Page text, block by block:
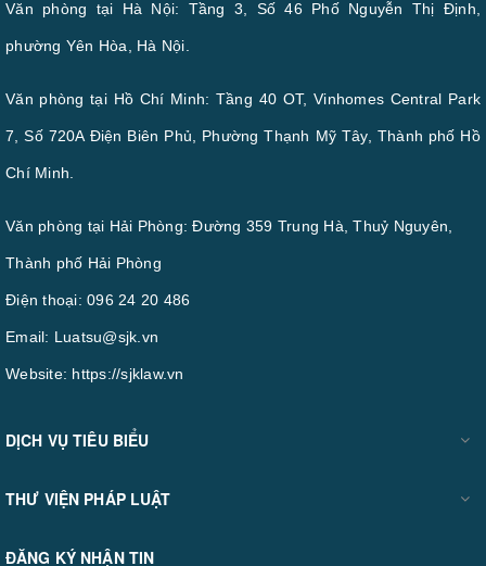
Văn phòng tại Hà Nội: Tầng 3, Số 46 Phố Nguyễn Thị Định,
phường Yên Hòa, Hà Nội.
Văn phòng tại Hồ Chí Minh: Tầng 40 OT, Vinhomes Central Park
7, Số 720A Điện Biên Phủ, Phường Thạnh Mỹ Tây, Thành phố Hồ
Chí Minh.
Văn phòng tại Hải Phòng: Đường 359 Trung Hà, Thuỷ Nguyên,
Thành phố Hải Phòng
Điện thoại: 096 24 20 486
Email: Luatsu@sjk.vn
Website: https://sjklaw.vn
DỊCH VỤ TIÊU BIỂU
THƯ VIỆN PHÁP LUẬT
ĐĂNG KÝ NHẬN TIN